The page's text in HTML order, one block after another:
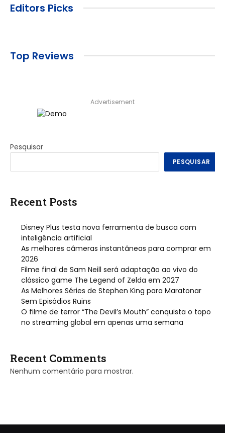
Editors Picks
Top Reviews
Advertisement
Pesquisar
PESQUISAR
Recent Posts
Disney Plus testa nova ferramenta de busca com
inteligência artificial
As melhores câmeras instantâneas para comprar em
2026
Filme final de Sam Neill será adaptação ao vivo do
clássico game The Legend of Zelda em 2027
As Melhores Séries de Stephen King para Maratonar
Sem Episódios Ruins
O filme de terror “The Devil’s Mouth” conquista o topo
no streaming global em apenas uma semana
Recent Comments
Nenhum comentário para mostrar.